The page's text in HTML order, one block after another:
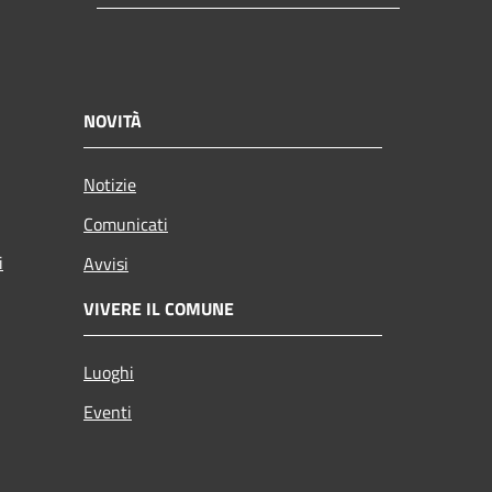
NOVITÀ
Notizie
Comunicati
Avvisi
VIVERE IL COMUNE
Luoghi
Eventi